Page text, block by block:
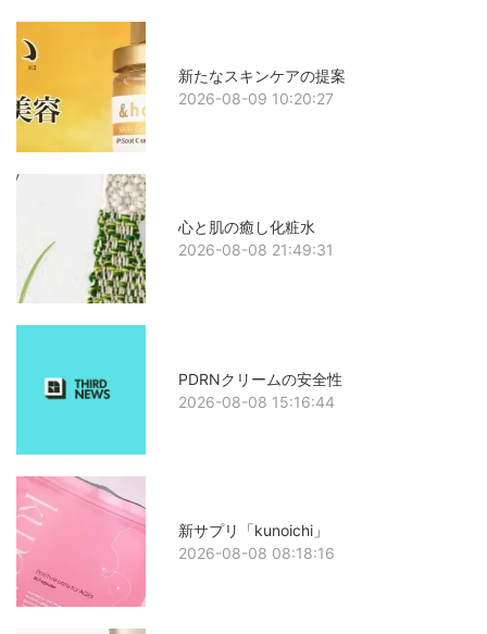
新たなスキンケアの提案
2026-08-09 10:20:27
心と肌の癒し化粧水
2026-08-08 21:49:31
PDRNクリームの安全性
2026-08-08 15:16:44
新サプリ「kunoichi」
2026-08-08 08:18:16